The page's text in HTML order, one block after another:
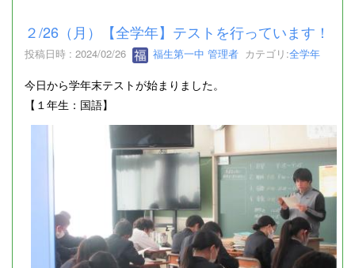
２/26（月）【全学年】テストを行っています！
投稿日時 : 2024/02/26 福生第一中 管理者 カテゴリ:全学年
今日から学年末テストが始まりました。
【１年生：国語】